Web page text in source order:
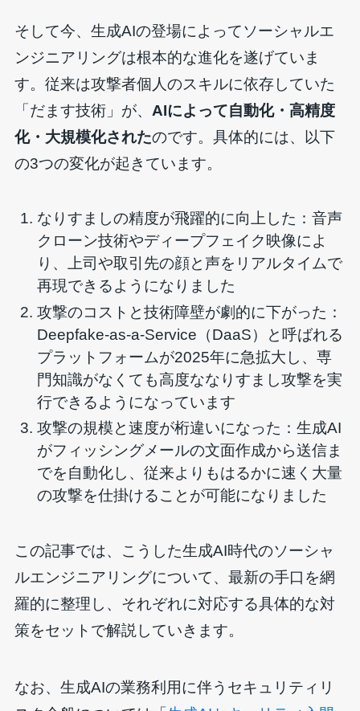
そして今、生成AIの登場によってソーシャルエ
ンジニアリングは根本的な進化を遂げていま
す。従来は攻撃者個人のスキルに依存していた
「だます技術」が、 AIによって自動化・高精度
化・大規模化されたのです。具体的には、以下
の3つの変化が起きています。
なりすましの精度が飛躍的に向上した：音声
クローン技術やディープフェイク映像によ
り、上司や取引先の顔と声をリアルタイムで
再現できるようになりました
攻撃のコストと技術障壁が劇的に下がった：
Deepfake-as-a-Service（DaaS）と呼ばれる
プラットフォームが2025年に急拡大し、専
門知識がなくても高度ななりすまし攻撃を実
行できるようになっています
攻撃の規模と速度が桁違いになった：生成AI
がフィッシングメールの文面作成から送信ま
でを自動化し、従来よりもはるかに速く大量
の攻撃を仕掛けることが可能になりました
この記事では、こうした生成AI時代のソーシャ
ルエンジニアリングについて、最新の手口を網
羅的に整理し、それぞれに対応する具体的な対
策をセットで解説していきます。
なお、生成AIの業務利用に伴うセキュリティリ